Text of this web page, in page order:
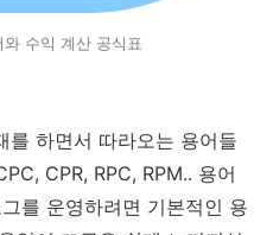
수익 계산 공식표
를 하면서 따라오는 용어들
CPR, RPC, RPM.. 용어
를 운영하려면 기본적인 용